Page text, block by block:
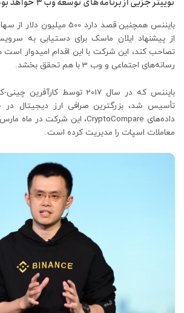
بایننس همچنین قصد دارد 500
از پیشنهاد ایلان ماسک برای دستیابی به
تصاحب کند، این شرکت با این اقدام امیدوار است
رسانه‌های اجتماعی و وب 3 با هم تحقق بخشد.
بایننس که در سال 2017 توسط
تأسیس شد، بزرگترین صرافی ارز دیجیتال
معاملات اسپات را مدیریت کرده است.